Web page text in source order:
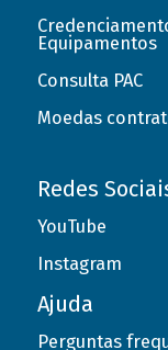
Equipamentos
Consulta PAC
Moedas
Redes
YouTube
Instagram
Ajuda
Perguntas